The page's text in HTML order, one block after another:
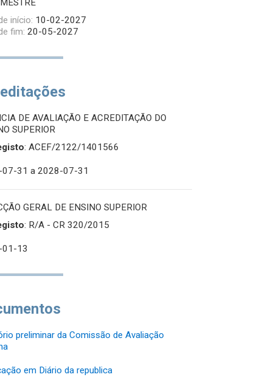
início: 10-02-2027
fim: 20-05-2027
DE AVALIAÇÃO E ACREDITAÇÃO DO
SUPERIOR
: ACEF/2122/1401566
07-31a 2028-07-31
GERAL DE ENSINO SUPERIOR
: R/A - CR 320/2015
13
preliminar da Comissão de Avaliação
em Diário da republica